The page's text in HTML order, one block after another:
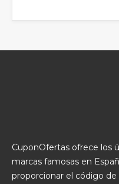
CuponOfertas ofrece los
marcas famosas en
proporcionar el código